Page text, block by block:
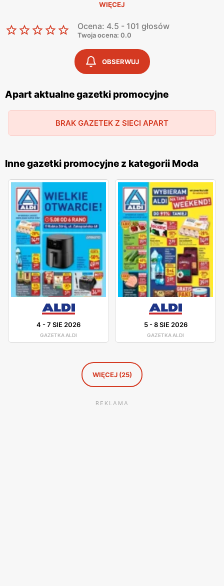
zdobył zaufanie klientów dzięki szerokiej
ofercie i wyjątkowej dbałości o detale, a także
atrakcyjnympromocjom. Aby ułatwić klientom dostęp do
najnowszych kolekcji i wyjątkowych okazji,
regularnie publikuje
gazetki promocyjne
prezentują najnowsze oferty, wyprzedaże oraz specjalne
promocje, dzięki czemu klienci mogą być na bieżąco z
najlepszymi ofertami. Zwykle wydawane są co kwartał,
swoje salony w prestiżowych lokalizacjach w całej Polsce,
na indywidualne podejście do klienta, zapewniając
profesjonalne doradztwo i pomoc w wyborze idealnej
biżuterii na każdą okazję. ProduktyApartcharakteryzują
się najwyższą jakością wykonania, dzięki czemu są one
doskonałym wyborem na prezent, zarówno dla bliskiej
osoby, jak i dla siebie. Sieć regularnie wprowadza nowe
kolekcje, które odpowiadają najnowszym trendom w
jubilerstwie, jednocześnie zachowując klasyczne wzory
dla miłośników tradycyjnej elegancji. MarkaApartto
synonim luksusu i elegancji, który spełnia oczekiwania
nawet najbardziej wymagających klientów, oferując
WIĘCEJ
Ocena: 4.5 - 101 głosów
Twoja ocena: 0.0
OBSERWUJ
Apart aktualne gazetki promocyjne
BRAK GAZETEK Z SIECI APART
Inne gazetki promocyjne z kategorii Moda
4 -7 SIE 2026
GAZETKA ALDI
5-8 SIE 2026
GAZETKA ALDI
WIĘCEJ (25)
REKLAMA